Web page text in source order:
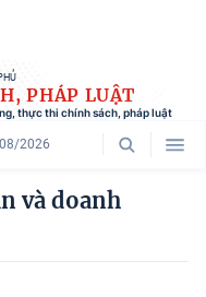
PHÁP LUẬT
thực thi chính sách, pháp luật
2026
và doanh